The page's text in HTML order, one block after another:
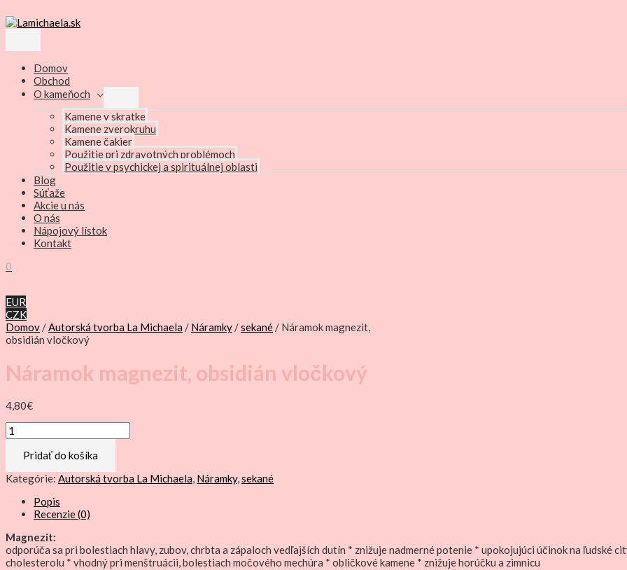
na
Menu
Domov
Obchod
O kameňoch
Toggle
Kamene v skratke
Kamene zverokruhu
Kamene čakier
Použitie pri zdravotných problémoch
Použitie v psychickej a spirituálnej oblasti
Blog
Súťaže
Akcie u nás
O nás
Nápojový lístok
Kontakt
0
EUR
CZK
Domov/Autorská tvorba La Michaela/ Náramky/sekané/ Náramok magnezit,
obsidián vločkový
Náramok magnezit, obsidián vločkový
4,80€
množstvo
Náramok
magnezit,
vločkový
Pridať do košíka
Kategórie: Autorská tvorba La Michaela, Náramky,sekané
Popis
Recenzie (0)
Magnezit:
odporúča sa pri bolestiach hlavy, zubov, chrbta a zápaloch vedľajších dutín * znižuje nadmerné potenie * upokojujúci účinok na ľudské
cholesterolu * vhodný pri menštruácii, bolestiach močového mechúra * obličkové kamene * znižuje horúčku a zimnicu